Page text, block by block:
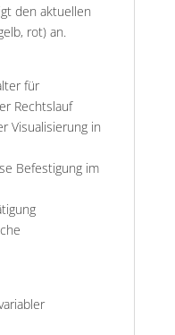
den aktuellen
rot) an.
für
Rechtslauf
Visualisierung in
Befestigung im